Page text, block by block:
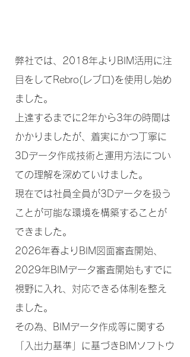
​弊社では、2018年よりBIM活用に注
目をしてRebro( レブロ)を使用し始め
ました。
上達するまでに2年から3年の時間は
かかりましたが、着実にかつ丁寧に
3Dデータ作成技術と運用方法につい
ての理解を深めていけました。
現在では社員全員が3Dデータを扱う
ことが可能な環境を構築することが
できました。
2026年春よりBIM図面審査開始、
2029年BIMデータ審査開始もすでに
視野に入れ、対応できる体制を整え
ました。
その為、BIMデータ作成等に関する
「入出力基準」に基づきBIMソフトウ